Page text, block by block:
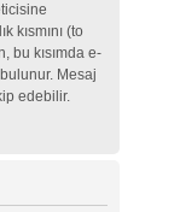
kısmını (to
bu kısımda e-
Mesaj
edebilir.